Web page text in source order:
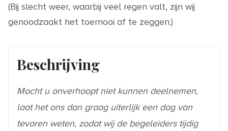
(Bij slecht weer, waarbij veel regen valt, zijn wij
genoodzaakt het toernooi af te zeggen.)
Beschrijving
Mocht u onverhoopt niet kunnen deelnemen,
laat het ons dan graag uiterlijk een dag van
tevoren weten, zodat wij de begeleiders tijdig